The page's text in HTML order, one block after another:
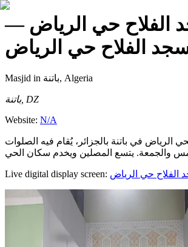
الفلاح حي الرياض —
الفلاح حي الرياض
Masjid in باتنة, Algeria
باتنة, DZ
Website: N/A
الرياض في باتنة بالجزائر، يُقام فيه الصلوات
Live digital display screen: الفلاح حي الرياض